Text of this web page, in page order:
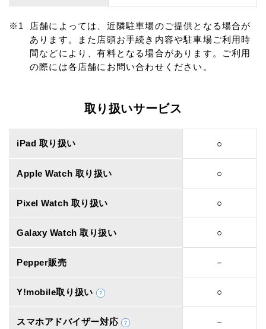
店舗によっては、近隣駐車場のご提供となる場合が
あります。また店頭お手続き内容や駐車場ご利用時
間などにより、有料となる場合があります。ご利用
の際には各店舗にお問い合わせください。
取り扱いサービス
iPad 取り扱い ○
Apple Watch 取り扱い ○
Pixel Watch 取り扱い ○
Galaxy Watch 取り扱い ○
Pepper販売 －
Y!mobile取り扱い ○
スマホアドバイザー対応 －